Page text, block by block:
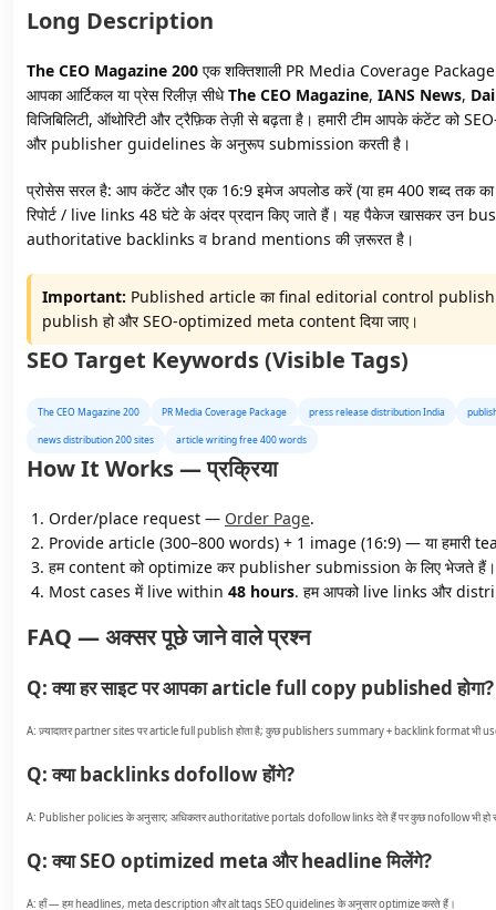
Long Description
The CEO Magazine 200 एक शक्तिशाली PR Media Coverage Package
आपका आर्टिकल या प्रेस रिलीज़ सीधेThe CEO Magazine, IANS News,
विजिबिलिटी, ऑथोरिटी और ट्रैफ़िक तेज़ी से बढ़ता है। हमारी टीम आपके कंटेंट
और publisher guidelines के अनुरूप submission करती है।
प्रोसेस सरल है: आप कंटेंट और एक 16:9 इमेज अपलोड करें (या हम 400 शब्द
रिपोर्ट / live links 48 घंटे के अंदर प्रदान किए जाते हैं। यह पैकेज खासकर उन
authoritative backlinks व brand mentions की ज़रूरत है।
Important: Published article का final editorial control
publish हो और SEO-optimized meta content दिया जाए।
SEO Target Keywords (Visible Tags)
The CEO Magazine 200 PR Media Coverage Package press release distribution India
news distribution 200 sites article writing free 400 words
How It Works — प्रक्रिया
Order/place request — Order Page.
Provide article (300–800 words) + 1 image (16:9) — या हमारी
हम content को optimize कर publisher submission के लिए भेजते हैं।
Most cases में live within 48 hours. हम आपको live links और
FAQ — अक्सर पूछे जाने वाले प्रश्न
Q: क्या हर साइट पर आपका article full copy published होगा?
A: ज़्यादातर partner sites पर article full publish होता है; कुछ publishers summary + backlink format भी
Q: क्या backlinks dofollow होंगे?
A: Publisher policies के अनुसार; अधिकतर authoritative portals dofollow links देते हैं पर कुछ nofollow भी
Q: क्या SEO optimized meta और headline मिलेंगे?
A: हाँ — हम headlines, meta description और alt tags SEO guidelines के अनुसार optimize करते हैं।